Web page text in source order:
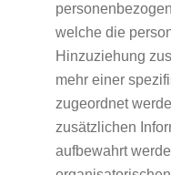
welche die
Hinzuziehung
mehr einer
zugeordnet
zusätzlichen
aufbewahrt